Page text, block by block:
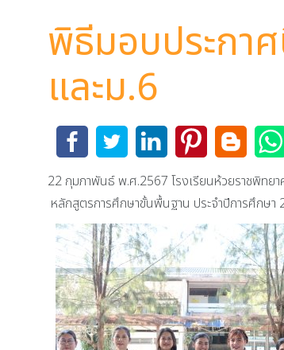
พิธีมอบประกา
และม.6
22 กุมภาพันธ์ พ.ศ.2567 โรงเรียนห้วยราชพิทย
หลักสูตรการศึกษาขั้นพื้นฐาน ประจำปีการศึกษ